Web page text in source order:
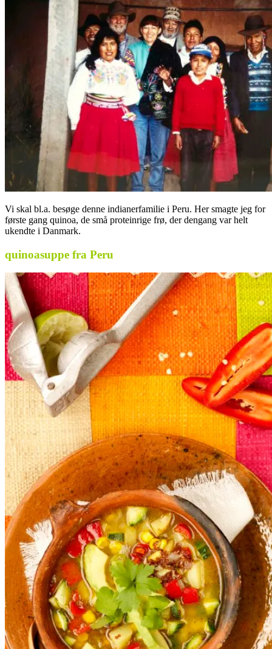
Vi skal bl.a. besøge denne indianerfamilie i Peru. Her smagte jeg for
første gang quinoa, de små proteinrige frø, der dengang var helt
ukendte i Danmark.
quinoasuppe fra Peru